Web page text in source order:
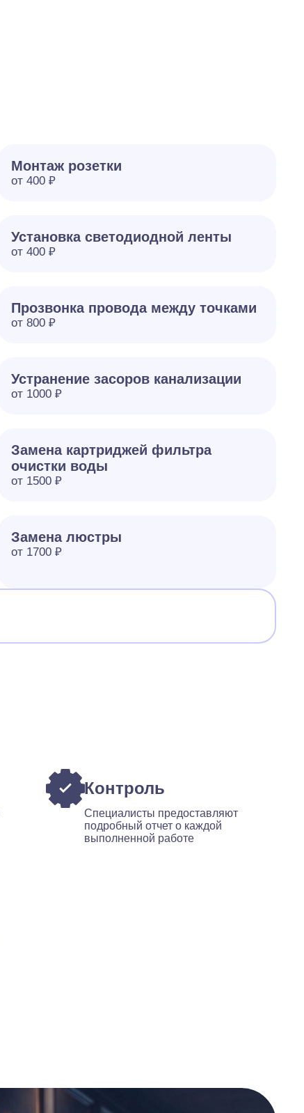
Монтаж розетки
от 400 ₽
Установка светодиодной ленты
от 400 ₽
Прозвонка провода между точками
от 800 ₽
Устранение засоров канализации
от 1000 ₽
Замена картриджей фильтра
очистки воды
от 1500 ₽
Замена люстры
от 1700 ₽
Контроль
Специалисты предоставляют
подробный отчет о каждой
выполненной работе